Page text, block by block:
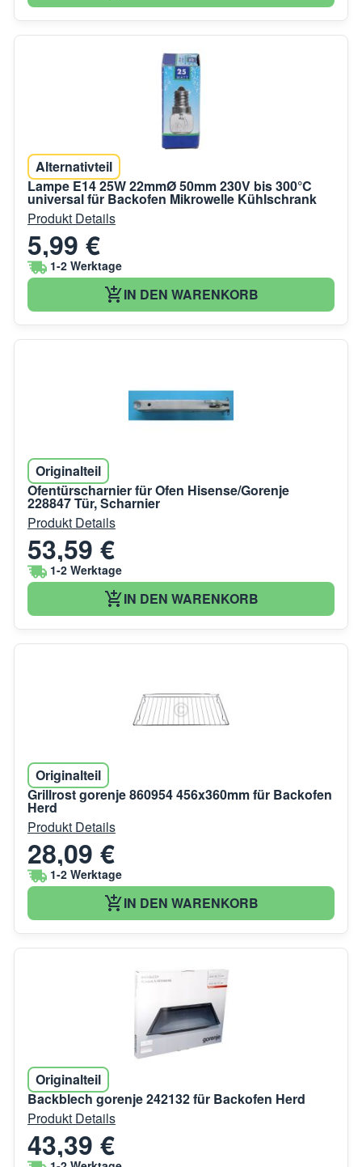
Alternativteil
Lampe E14 25W 22mmØ 50mm 230V bis 300°C
universal für Backofen Mikrowelle Kühlschrank
Produkt Details
5,99 €
1-2 Werktage
IN DEN WARENKORB
Originalteil
Ofentürscharnier für Ofen Hisense/Gorenje
228847 Tür, Scharnier
Produkt Details
53,59 €
1-2 Werktage
IN DEN WARENKORB
Originalteil
Grillrost gorenje 860954 456x360mm für Backofen
Herd
Produkt Details
28,09 €
1-2 Werktage
IN DEN WARENKORB
Originalteil
Backblech gorenje 242132 für Backofen Herd
Produkt Details
43,39 €